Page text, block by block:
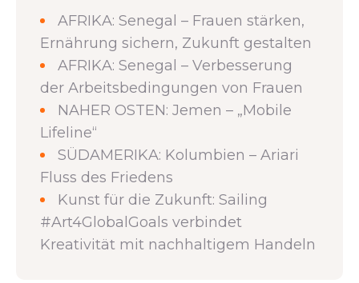
AFRIKA: Senegal – Frauen stärken,
Ernährung sichern, Zukunft gestalten
AFRIKA: Senegal – Verbesserung
der Arbeitsbedingungen von Frauen
NAHER OSTEN: Jemen – „Mobile
Lifeline“
SÜDAMERIKA: Kolumbien – Ariari
Fluss des Friedens
Kunst für die Zukunft: Sailing
#Art4GlobalGoals verbindet
Kreativität mit nachhaltigem Handeln